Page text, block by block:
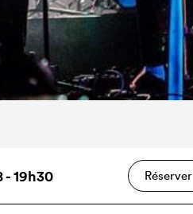
- 19h30 Réserver